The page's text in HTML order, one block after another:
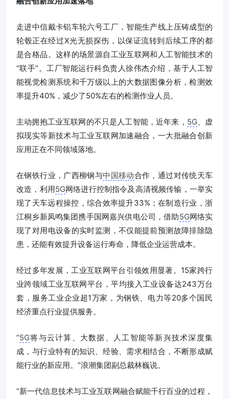
走进中信戴卡铝车轮六号工厂，智能生产线上压铸成型的
轮毂正在经过X光无损探伤，以保证流转到后续工序的都
是合格品。这样的场景源自工业互联网和人工智能技术的
“联手”。工厂智能运行科负责人徐伟杰介绍，基于人工智
能视觉检测系统和千万级以上的大数据图像分析，检测效
率提升40%，减少了50%左右的检测作业人员。
主动拥抱工业互联网的不只是人工智能，近年来， 5G、虚
拟现实等新技术与工业互联网加速融合，一大批融合创新
应用正在不同领域落地。
在钢铁行业，广西柳钢与中国移动合作，通过对传统天车
改造，利用5G网络进行控制指令及高清视频传输，一举实
现了天车远程操控，综合效率提升33%；在制造行业，浙
江桐乡新凤鸣集团携手国网嘉兴供电公司，借助5G网络实
现了对用电设备的实时监测，不仅能提前预测故障排除隐
患，还能有效提升设备运行寿命，降低企业运营成本。
经过多年发展，工业互联网平台引领效用显著。15家跨行
业跨领域工业互联网平台，平均接入工业设备达243万台
套，服务工业企业超1万家，为钢铁、电力等20多个国民
经济重点行业提供服务。
“5G将与云计算、大数据、人工智能等新兴技术深度集
成，与行业特有的知识、经验、需求相结合，不断形成赋
能行业的新应用。”浪潮集团副总裁林巍说。
“新一代信息技术与工业互联网融合赋能千行百业的过程，